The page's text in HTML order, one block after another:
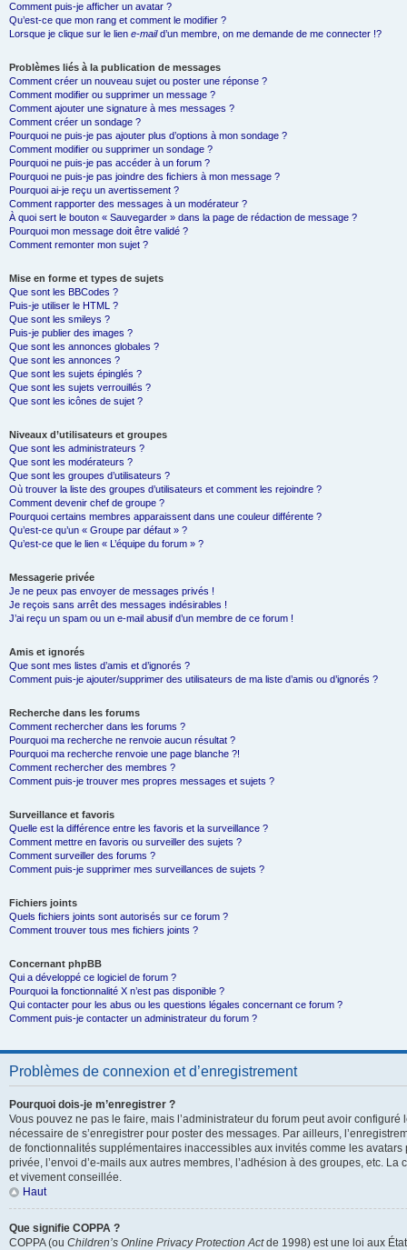
Comment puis-je afficher un avatar ?
Qu’est-ce que mon rang et comment le modifier ?
Lorsque je clique sur le lien e-maild’un membre, on me demande de me connecter !?
Problèmes liés à la publication de messages
Comment créer un nouveau sujet ou poster une réponse ?
Comment modifier ou supprimer un message ?
Comment ajouter une signature à mes messages ?
Comment créer un sondage ?
Pourquoi ne puis-je pas ajouter plus d’options à mon sondage ?
Comment modifier ou supprimer un sondage ?
Pourquoi ne puis-je pas accéder à un forum ?
Pourquoi ne puis-je pas joindre des fichiers à mon message ?
Pourquoi ai-je reçu un avertissement ?
Comment rapporter des messages à un modérateur ?
À quoi sert le bouton « Sauvegarder » dans la page de rédaction de message ?
Pourquoi mon message doit être validé ?
Comment remonter mon sujet ?
Mise en forme et types de sujets
Que sont les BBCodes ?
Puis-je utiliser le HTML ?
Que sont les smileys ?
Puis-je publier des images ?
Que sont les annonces globales ?
Que sont les annonces ?
Que sont les sujets épinglés ?
Que sont les sujets verrouillés ?
Que sont les icônes de sujet ?
Niveaux d’utilisateurs et groupes
Que sont les administrateurs ?
Que sont les modérateurs ?
Que sont les groupes d’utilisateurs ?
Où trouver la liste des groupes d’utilisateurs et comment les rejoindre ?
Comment devenir chef de groupe ?
Pourquoi certains membres apparaissent dans une couleur différente ?
Qu’est-ce qu’un « Groupe par défaut » ?
Qu’est-ce que le lien « L’équipe du forum » ?
Messagerie privée
Je ne peux pas envoyer de messages privés !
Je reçois sans arrêt des messages indésirables !
J’ai reçu un spam ou un e-mail abusif d’un membre de ce forum !
Amis et ignorés
Que sont mes listes d’amis et d’ignorés ?
Comment puis-je ajouter/supprimer des utilisateurs de ma liste d’amis ou d’ignorés ?
Recherche dans les forums
Comment rechercher dans les forums ?
Pourquoi ma recherche ne renvoie aucun résultat ?
Pourquoi ma recherche renvoie une page blanche ?!
Comment rechercher des membres ?
Comment puis-je trouver mes propres messages et sujets ?
Surveillance et favoris
Quelle est la différence entre les favoris et la surveillance ?
Comment mettre en favoris ou surveiller des sujets ?
Comment surveiller des forums ?
Comment puis-je supprimer mes surveillances de sujets ?
Fichiers joints
Quels fichiers joints sont autorisés sur ce forum ?
Comment trouver tous mes fichiers joints ?
Concernant phpBB
Qui a développé ce logiciel de forum ?
Pourquoi la fonctionnalité X n’est pas disponible ?
Qui contacter pour les abus ou les questions légales concernant ce forum ?
Comment puis-je contacter un administrateur du forum ?
Problèmes de connexion et d’enregistrement
Pourquoi dois-je m’enregistrer ?
Vous pouvez ne pas le faire, mais l’administrateur du forum peut avoir configuré
nécessaire de s’enregistrer pour poster des messages. Par ailleurs,
de fonctionnalités supplémentaires inaccessibles aux invités comme les
privée, l’envoi d’e-mails aux autres membres, l’adhésion à des groupes, etc. La
et vivement conseillée.
Haut
Que signifie COPPA ?
COPPA (ou Children’s Online Privacy Protection Actde 1998) est une loi aux